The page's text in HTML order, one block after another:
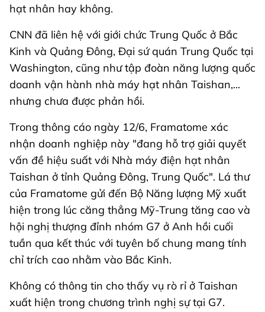
hạt nhân hay không.
CNN đã liên hệ với giới chức Trung Quốc ở Bắc
Kinh và Quảng Đông, Đại sứ quán Trung Quốc tại
Washington, cũng như tập đoàn năng lượng quốc
doanh vận hành nhà máy hạt nhân Taishan,...
nhưng chưa được phản hồi.
Trong thông cáo ngày 12/6, Framatome xác
nhận doanh nghiệp này "đang hỗ trợ giải quyết
vấn đề hiệu suất với Nhà máy điện hạt nhân
Taishan ở tỉnh Quảng Đông, Trung Quốc". Lá thư
của Framatome gửi đến Bộ Năng lượng Mỹ xuất
hiện trong lúc căng thẳng Mỹ-Trung tăng cao và
hội nghị thượng đỉnh nhóm G7 ở Anh hồi cuối
tuần qua kết thúc với tuyên bố chung mang tính
chỉ trích cao nhằm vào Bắc Kinh.
Không có thông tin cho thấy vụ rò rỉ ở Taishan
xuất hiện trong chương trình nghị sự tại G7.